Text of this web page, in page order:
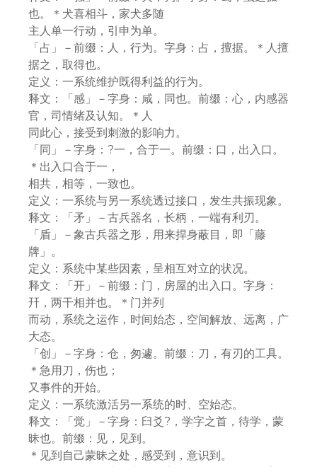
也。＊犬喜相斗，家犬多随
主人单一行动，引申为单。
「占」－前缀：人，行为。字身：占，擅据。＊人擅
据之，取得也。
定义：一系统维护既得利益的行为。
释文：「感」－字身：咸，同也。前缀：心，内感器
官，司情绪及认知。＊人
同此心，接受到刺激的影响力。
「同」－字身：?一，合于一。前缀：口，出入口。
＊出入口合于一，
相共，相等，一致也。
定义：一系统与另一系统透过接口，发生共振现象。
释文：「矛」－古兵器名，长柄，一端有利刃。
「盾」－象古兵器之形，用来捍身蔽目，即「藤
牌」。
定义：系统中某些因素，呈相互对立的状况。
释文：「开」－前缀：门，房屋的出入口。字身：
幵，两干相并也。＊门并列
而动，系统之运作，时间始态，空间解放、远离，广
大态。
「创」－字身：仓，匆遽。前缀：刀，有刃的工具。
＊急用刀，伤也；
又事件的开始。
定义：一系统激活另一系统的时、空始态。
释文：「觉」－字身：臼爻?，学字之首，待学，蒙
昧也。前缀：见，见到。
＊见到自己蒙昧之处，感受到，意识到。